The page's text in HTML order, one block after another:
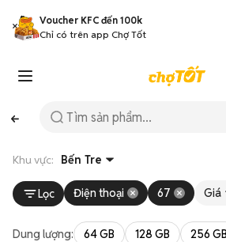
Voucher KFC đến 100k
Chỉ có trên app Chợ Tốt
Khu vực: Bến Tre
Lọc Điện thoại 67 Giá
Dung lượng: 64 GB 128 GB 256 GB